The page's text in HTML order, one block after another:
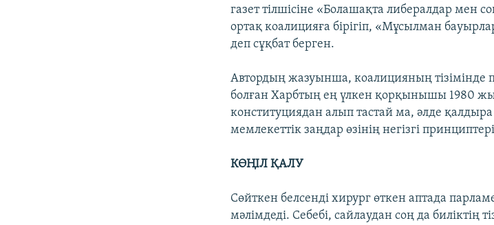
газет тілшісіне «Болашақта либералдар мен
ортақ коалицияға бірігіп, «Мұсылман
деп сұқбат берген.
Автордың жазуынша, коалицияның тізімінде
болған Харбтың ең үлкен қорқынышы 1980
конституциядан алып тастай ма, әлде
мемлекеттік заңдар өзінің негізгі
КӨҢІЛ ҚАЛУ
Сөйткен белсенді хирург өткен аптада
мәлімдеді. Себебі, сайлаудан соң да биліктің